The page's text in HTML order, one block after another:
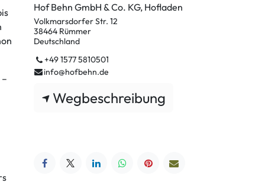
Hof Behn GmbH & Co. KG, Hofladen
Volkmarsdorfer Str. 12
38464 Rümmer
Deutschland
+49 1577 5810501
info@hofbehn.de
Wegbeschreibung